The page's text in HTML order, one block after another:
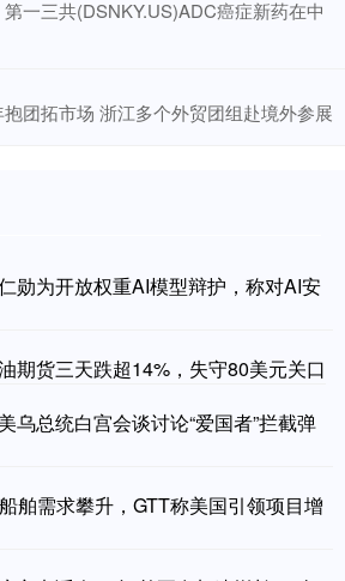
一三共(DSNKY.US)ADC癌症新药在中
团拓市场 浙江多个外贸团组赴境外参展
勋为开放权重AI模型辩护，称对AI安
期货三天跌超14%，失守80美元关口
乌总统白宫会谈讨论“爱国者”拦截弹
舶需求攀升，GTT称美国引领项目增